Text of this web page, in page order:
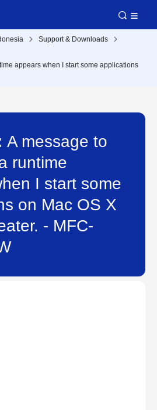
Support & Downloads
appears when I start some applications
A message to
runtime
I start some
on Mac OS X
- MFC-